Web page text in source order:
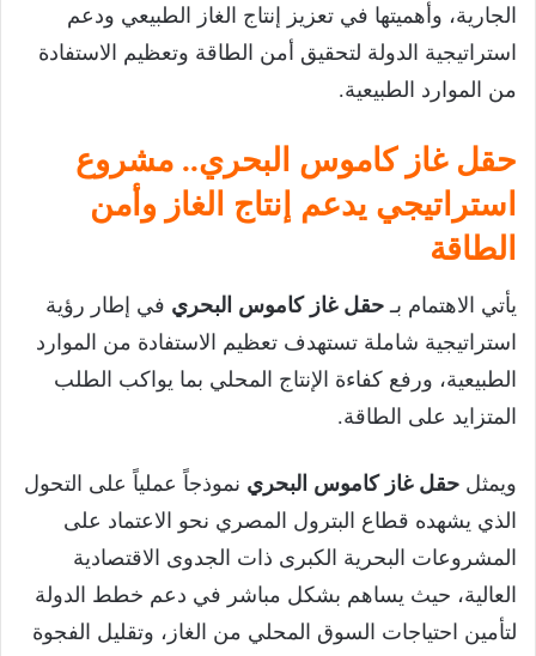
الجارية، وأهميتها في تعزيز إنتاج الغاز الطبيعي ودعم
استراتيجية الدولة لتحقيق أمن الطاقة وتعظيم الاستفادة
من الموارد الطبيعية.
حقل غاز كاموس البحري.. مشروع
استراتيجي يدعم إنتاج الغاز وأمن
الطاقة
يأتي الاهتمام بـ حقل غاز كاموس البحري في إطار رؤية
استراتيجية شاملة تستهدف تعظيم الاستفادة من الموارد
الطبيعية، ورفع كفاءة الإنتاج المحلي بما يواكب الطلب
المتزايد على الطاقة.
ويمثل حقل غاز كاموس البحري نموذجاً عملياً على التحول
الذي يشهده قطاع البترول المصري نحو الاعتماد على
المشروعات البحرية الكبرى ذات الجدوى الاقتصادية
العالية، حيث يساهم بشكل مباشر في دعم خطط الدولة
لتأمين احتياجات السوق المحلي من الغاز، وتقليل الفجوة